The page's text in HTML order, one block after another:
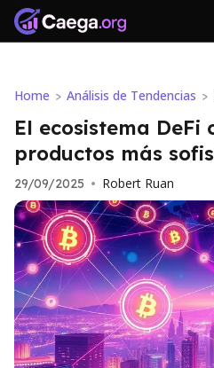
Home > Análisis de Tendencias >
El ecosistema DeFi
productos más
29/09/2025 • Robert Ruan